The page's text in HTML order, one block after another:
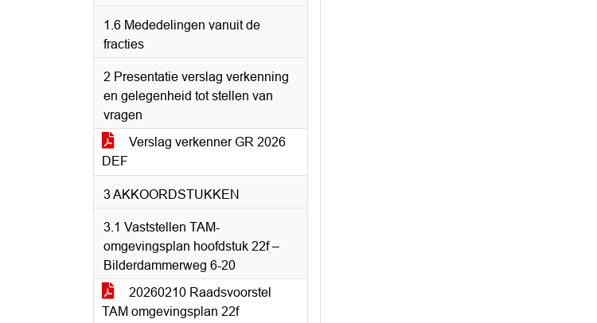
1.6 Mededelingen vanuit de
fracties
2 Presentatie verslag verkenning
en gelegenheid tot stellen van
vragen
Verslag verkenner GR 2026
DEF
3 AKKOORDSTUKKEN
3.1 Vaststellen TAM-
omgevingsplan hoofdstuk 22f –
Bilderdammerweg 6-20
20260210 Raadsvoorstel
TAM omgevingsplan 22f